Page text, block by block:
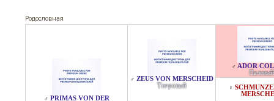
Родословная
♂ PRIMAS VON DER
♂ ZEUS VON MERSCHEID
Тигровый
♂ ADOR
Палевый
♀